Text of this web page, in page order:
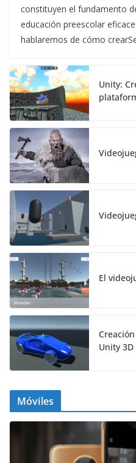
constituyen el fundamento
educación preescolar
hablaremos de cómo
Unity:
El
Unity 3D
Móviles